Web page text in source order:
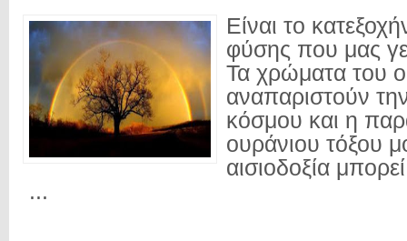
Είναι το
φύσης που μας
Τα χρώματα του
αναπαριστούν
κόσμου και η
ουράνιου τόξου
αισιοδοξία
...